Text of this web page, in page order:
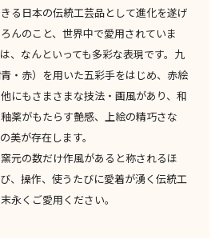
る日本の伝統工芸品として進化を遂げ
んのこと、世界中で愛用されていま
、なんといっても多彩な表現です。九
・赤）を用いた五彩手をはじめ、赤絵
にもさまさまな技法・画風があり、和
薬がもたらす艶感、上絵の精巧さな
美が存在します。
元の数だけ作風があると称されるほ
、操作、使うたびに愛着が湧く伝統工
永くご愛用ください。